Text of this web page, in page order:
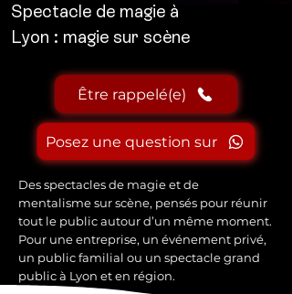
Spectacle de magie à
Lyon : magie sur scène
Être rappelé(e)
Posez une question sur
Des spectacles de magie et de
mentalisme sur scène, pensés pour réunir
tout le public autour d’un même moment.
Pour une entreprise, un événement privé,
un public familial ou un spectacle grand
public à Lyon et en région.